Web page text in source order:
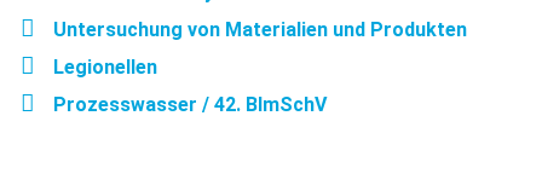
Untersuchung von Materialien und Produkten
Legionellen
Prozesswasser / 42. BImSchV